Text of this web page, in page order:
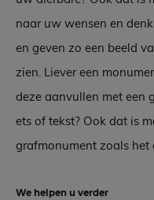
naar uw wensen en
en geven zo een beeld
zien. Liever een
deze aanvullen met een
ets of tekst? Ook dat is
grafmonument zoals
We helpen u verder